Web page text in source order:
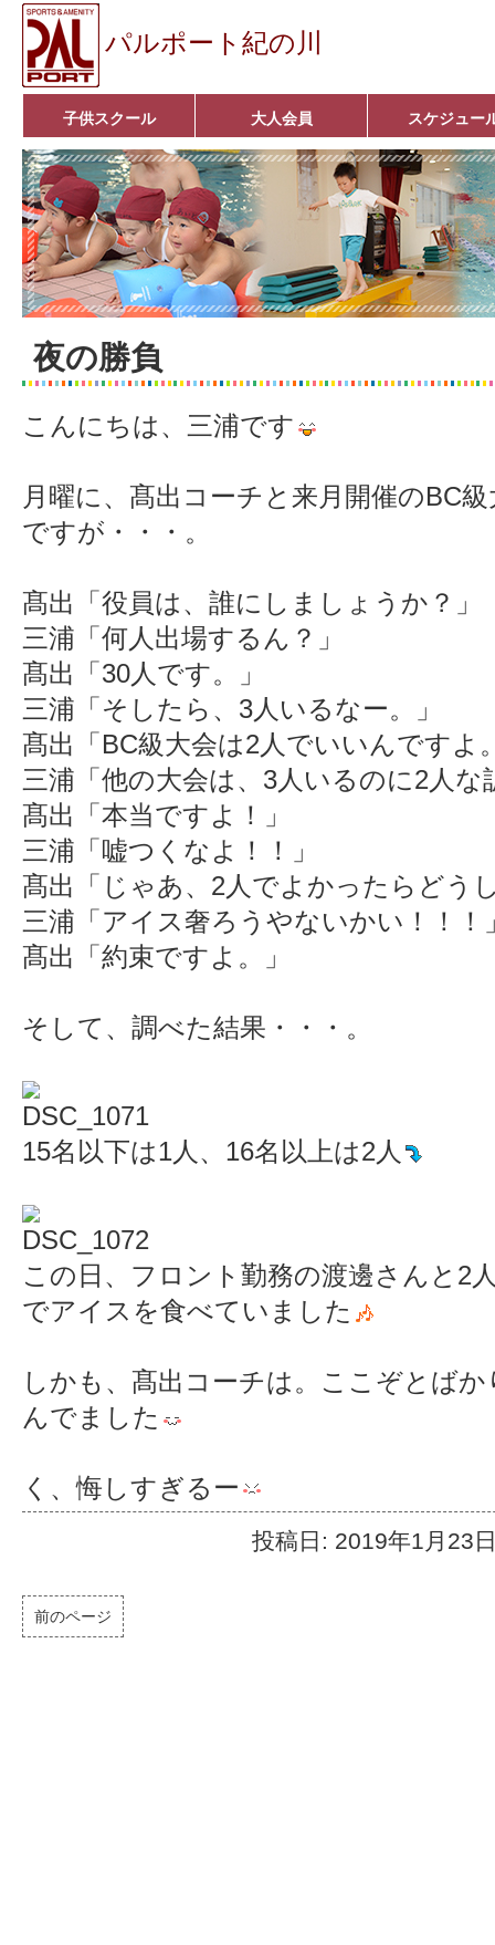
パルポート紀の川
子供スクール
ベビーコース
幼児コース
小学生コース
育成コース
選手コース
キッズパーク(体操教室)
子どもダンス教室
■入会案内■
大人会員
アクア悠々クラブ
いきいきコース
■入会案内■
スケジュー
夜の勝負
こんにちは、三浦です
月曜に、髙出コーチと来月開催のBC
ですが・・・。
髙出「役員は、誰にしましょうか？」
三浦「何人出場するん？」
髙出「30人です。」
三浦「そしたら、3人いるなー。」
髙出「BC級大会は2人でいいんですよ
三浦「他の大会は、3人いるのに2人な
髙出「本当ですよ！」
三浦「嘘つくなよ！！」
髙出「じゃあ、2人でよかったらどう
三浦「アイス奢ろうやないかい！！！
髙出「約束ですよ。」
そして、調べた結果・・・。
15名以下は1人、16名以上は2人
この日、フロント勤務の渡邊さんと2
でアイスを食べていました
しかも、髙出コーチは。ここぞとば
んでました
く、悔しすぎるー
投稿日: 2019年1月23
前のページ